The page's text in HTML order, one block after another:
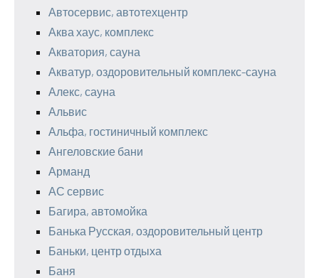
Автосервис, автотехцентр
Аква хаус, комплекс
Акватория, сауна
Акватур, оздоровительный комплекс-сауна
Алекс, сауна
Альвис
Альфа, гостиничный комплекс
Ангеловские бани
Арманд
АС сервис
Багира, автомойка
Банька Русская, оздоровительный центр
Баньки, центр отдыха
Баня